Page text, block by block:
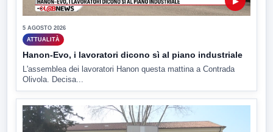
5 AGOSTO 2026
ATTUALITÀ
Hanon-Evo, i lavoratori dicono sì al piano industriale
L'assemblea dei lavoratori Hanon questa mattina a Contrada
Olivola. Decisa...